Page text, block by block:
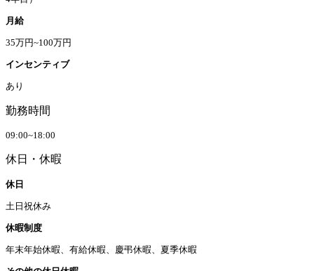
月給
35万円~100万円
インセンティブ
あり
勤務時間
09:00~18:00
休日・休暇
休日
土日祝休み
休暇制度
年末年始休暇、有給休暇、慶弔休暇、夏季休暇